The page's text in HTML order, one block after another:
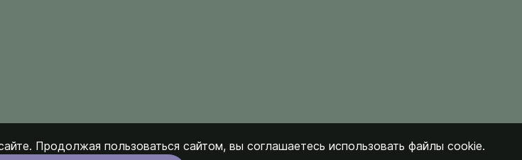
Продолжая пользоваться сайтом, вы соглашаетесь использовать файлы cookie.